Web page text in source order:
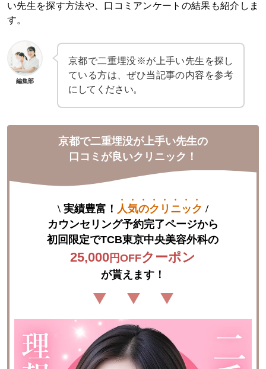
い先生を探す方法や、口コミアンケートの結果も紹介しま
す。
編集部
京都で二重埋没※が上手い先生を探し
ている方は、ぜひ当記事の内容を参考
にしてください。
京都で二重埋没が上手い先生の
口コミが良いクリニック！
\ 実績豊富！ 人気のクリニック /
カウンセリング予約完了ページから
初回限定でTCB東京中央美容外科
25,000 円OFFクーポン
が貰えます！